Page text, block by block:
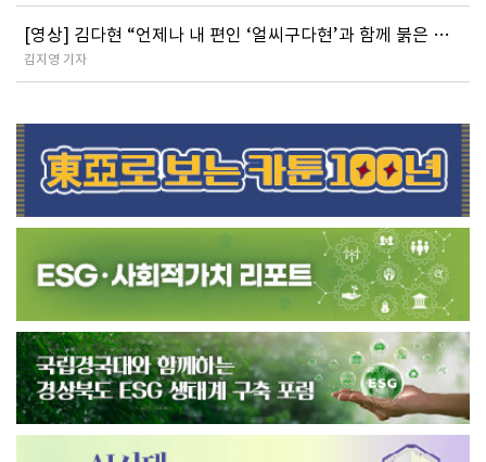
[영상] 김다현 “언제나 내 편인 ‘얼씨구다현’과 함께 붉은 말
처럼 달리렵니다”
김지영 기자